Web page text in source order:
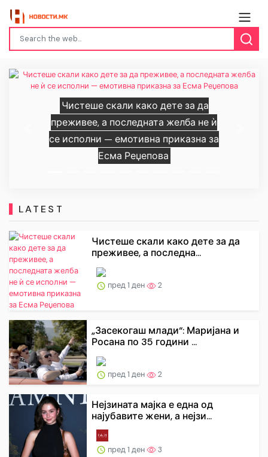
Чистеше скали како дете за да
преживее, а последната желба не ѝ
се исполни — емотивна приказна за
Есма Реџепова
Previous
LATEST
Чистеше скали како дете за да
преживее, а последна...
пред 1 ден 2
„Засекогаш млади“: Маријана и
Росана по 35 години ...
пред 1 ден 2
Нејзината мајка е една од
најубавите жени, а нејзи...
пред 1 ден 3